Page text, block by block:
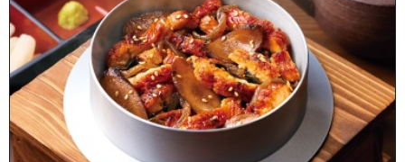
茨城県つくば市若葉
茨城県つくば市城山
茨城県つくば市高見原１丁目
茨城県つくば市高見原２丁目
茨城県つくば市高見原３丁目
茨城県つくば市高見原４丁目